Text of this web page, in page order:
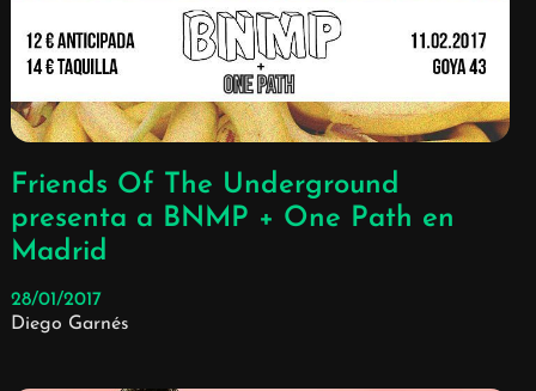
Friends Of The Underground
presenta a BNMP + One Path en
Madrid
28/01/2017
Diego Garnés